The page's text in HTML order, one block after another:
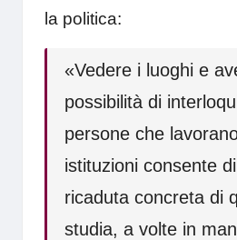
la politica:
«Vedere i luoghi e
possibilità di
persone che
istituzioni consente
ricaduta concreta di
studia, a volte in